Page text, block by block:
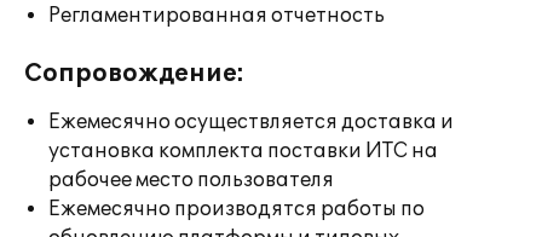
Регламентированная отчетность
Сопровождение:
Ежемесячно осуществляется доставка и
установка комплекта поставки ИТС на
рабочее место пользователя
Ежемесячно производятся работы по